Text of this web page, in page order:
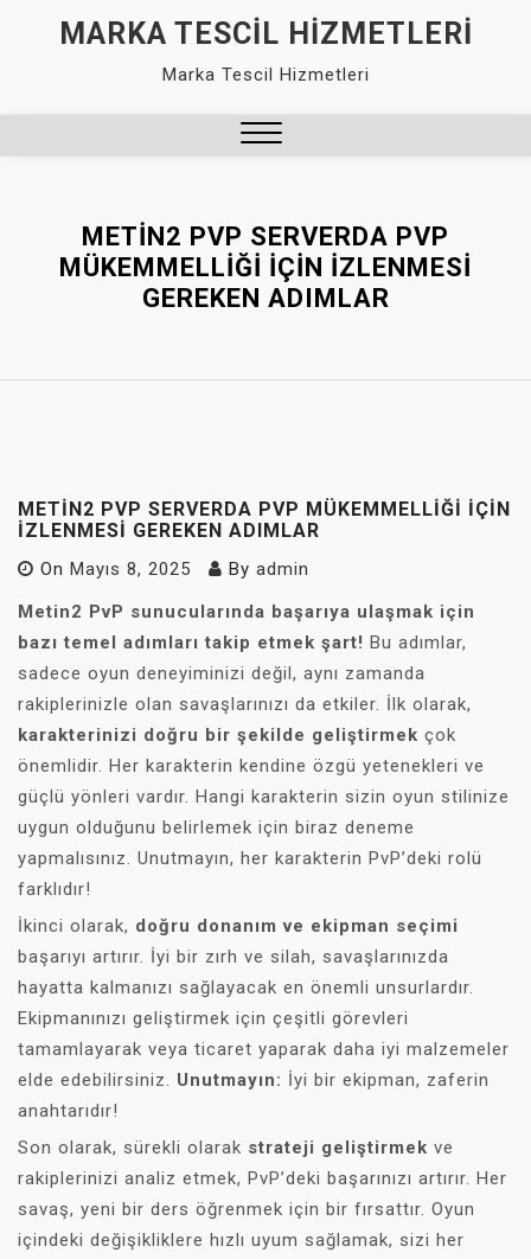
MARKA TESCIL HIZMETLERI
Marka Tescil Hizmetleri
METIN2 PVP SERVERDA PVP
MÜKEMMELLIĞI İÇIN İZLENMESI
GEREKEN ADIMLAR
METIN2 PVP SERVERDA PVP MÜKEMMELLIĞI İÇIN
İZLENMESI GEREKEN ADIMLAR
On Mayıs 8, 2025 By admin
Metin2 PvP sunucularında başarıya ulaşmak için
bazı temel adımları takip etmek şart! Bu adımlar,
sadece oyun deneyiminizi değil, aynı zamanda
rakiplerinizle olan savaşlarınızı da etkiler. İlk olarak,
karakterinizi doğru bir şekilde geliştirmek çok
önemlidir. Her karakterin kendine özgü yetenekleri ve
güçlü yönleri vardır. Hangi karakterin sizin oyun stilinize
uygun olduğunu belirlemek için biraz deneme
yapmalısınız. Unutmayın, her karakterin PvP’deki rolü
farklıdır!
İkinci olarak, doğru donanım ve ekipman seçimi
başarıyı artırır. İyi bir zırh ve silah, savaşlarınızda
hayatta kalmanızı sağlayacak en önemli unsurlardır.
Ekipmanınızı geliştirmek için çeşitli görevleri
tamamlayarak veya ticaret yaparak daha iyi malzemeler
elde edebilirsiniz. Unutmayın: İyi bir ekipman, zaferin
anahtarıdır!
Son olarak, sürekli olarak strateji geliştirmek ve
rakiplerinizi analiz etmek, PvP’deki başarınızı artırır. Her
savaş, yeni bir ders öğrenmek için bir fırsattır. Oyun
içindeki değişikliklere hızlı uyum sağlamak, sizi her